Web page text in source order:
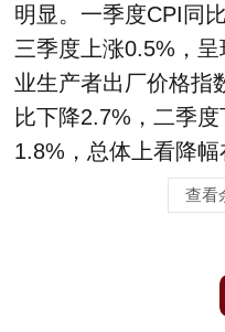
明显。一季度CPI同
三季度上涨0.5%，
业生产者出厂价格指
比下降2.7%，二季
1.8%，总体上看降幅
查看